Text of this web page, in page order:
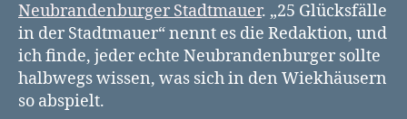
Neubrandenburger Stadtmauer. „25 Glücksfälle
in der Stadtmauer“ nennt es die Redaktion, und
ich finde, jeder echte Neubrandenburger sollte
halbwegs wissen, was sich in den Wiekhäusern
so abspielt.